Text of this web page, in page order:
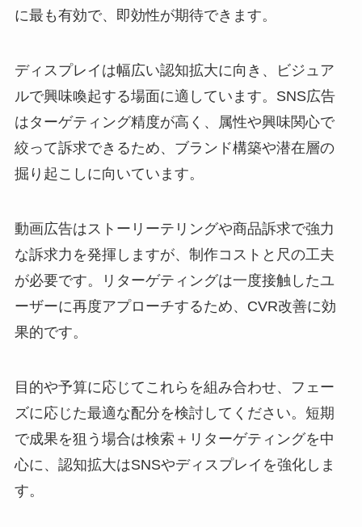
に最も有効で、即効性が期待できます。
ディスプレイは幅広い認知拡大に向き、ビジュア
ルで興味喚起する場面に適しています。SNS広告
はターゲティング精度が高く、属性や興味関心で
絞って訴求できるため、ブランド構築や潜在層の
掘り起こしに向いています。
動画広告はストーリーテリングや商品訴求で強力
な訴求力を発揮しますが、制作コストと尺の工夫
が必要です。リターゲティングは一度接触したユ
ーザーに再度アプローチするため、CVR改善に効
果的です。
目的や予算に応じてこれらを組み合わせ、フェー
ズに応じた最適な配分を検討してください。短期
で成果を狙う場合は検索＋リターゲティングを中
心に、認知拡大はSNSやディスプレイを強化しま
す。